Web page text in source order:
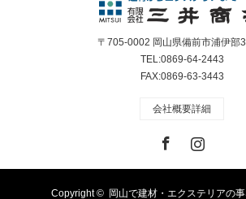
〒705-0002 岡山県備前市浦伊部
TEL:0869-64-2443
FAX:0869-63-3443
会社概要詳細
Copyright © 岡山で建材・エクステリアの